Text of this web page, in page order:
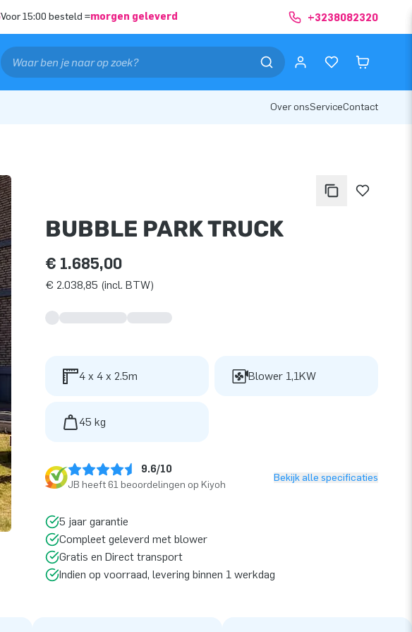
Voor 15:00 besteld =morgen geleverd +3238082320
Over onsServiceContact
BUBBLE PARK TRUCK
€ 1.685,00
€ 2.038,85 (incl. BTW)
4 x 4 x 2.5m Blower 1,1KW
45 kg
9.6/10
JB heeft 61 beoordelingen op Kiyoh
Bekijk alle specificaties
5 jaar garantie
Compleet geleverd met blower
Gratis en Direct transport
Indien op voorraad, levering binnen 1 werkdag